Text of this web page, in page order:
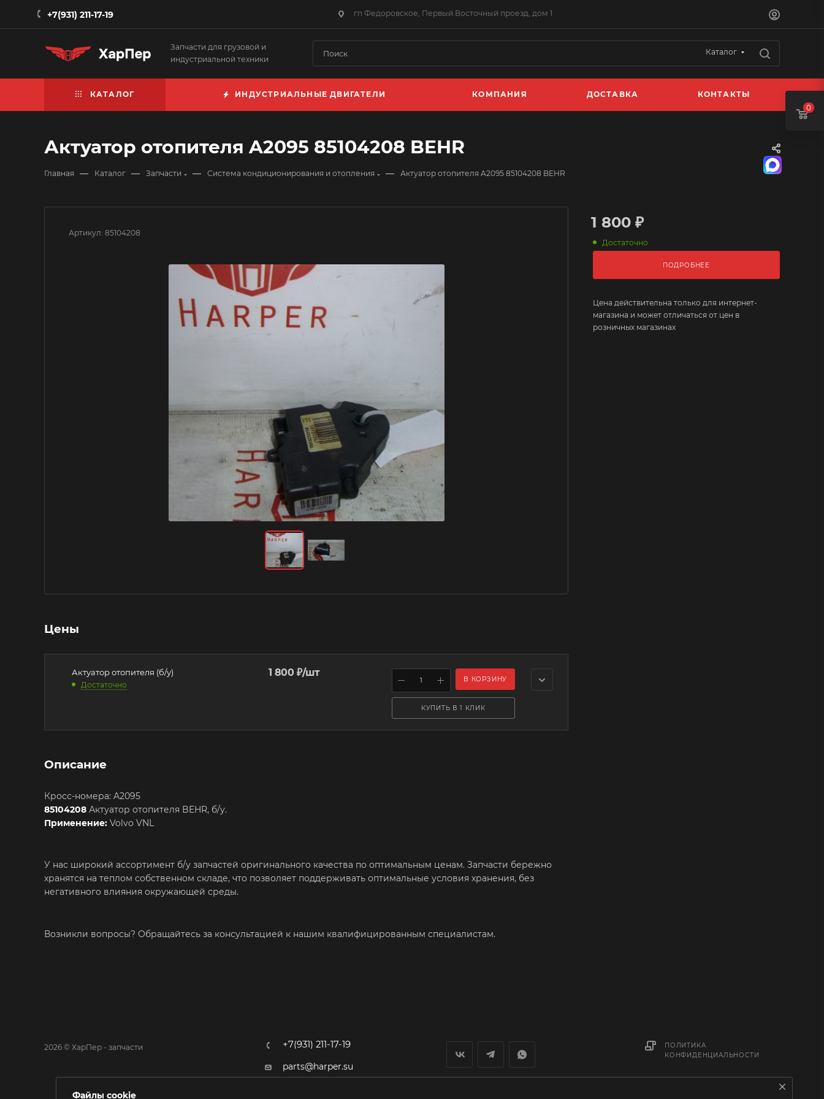
+7(931) 211-17-19 гп Федоровское, Первый Восточный проезд, дом 1
Запчасти для грузовой и
индустриальной техники
Каталог
КАТАЛОГ ИНДУСТРИАЛЬНЫЕ ДВИГАТЕЛИ КОМПАНИЯ ДОСТАВКА КОНТАКТЫ
Актуатор отопителя A2095 85104208 BEHR
Главная — Каталог — Запчасти — Система кондиционирования и отопления — Актуатор отопителя A2095 85104208 BEHR
Артикул: 85104208
Цены
Актуатор отопителя (б/у)
Достаточно
1 800 ₽/шт
В КОРЗИНУ
КУПИТЬ В 1 КЛИК
Описание
Кросс-номера: A2095
85104208 Актуатор отопителя BEHR, б/у.
Применение: Volvo VNL
У нас широкий ассортимент б/у запчастей оригинального качества по оптимальным ценам. Запчасти бережно
хранятся на теплом собственном складе, что позволяет поддерживать оптимальные условия хранения, без
негативного влияния окружающей среды.
Возникли вопросы? Обращайтесь за консультацией к нашим квалифицированным специалистам.
1 800 ₽
Достаточно
ПОДРОБНЕЕ
Цена действительна только для интернет-
магазина и может отличаться от цен в
розничных магазинах
2026 © ХарПер - запчасти
+7(931) 211-17-19
parts@harper.su
ПОЛИТИКА
КОНФИДЕНЦИАЛЬНОСТИ
0
Файлы cookie